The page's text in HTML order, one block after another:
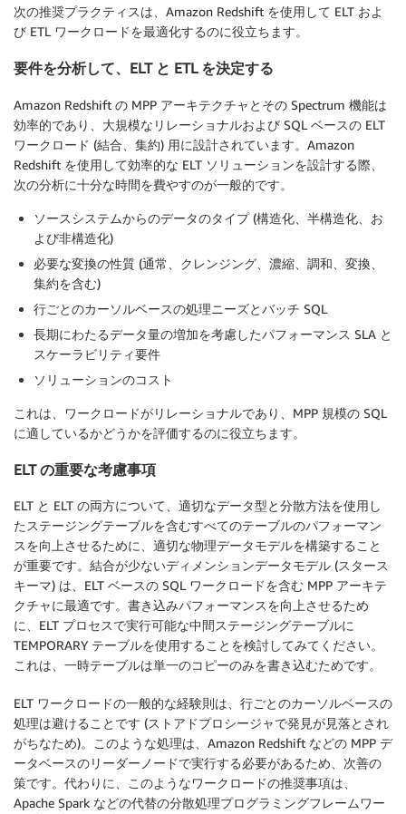
次の推奨プラクティスは、Amazon Redshift を使用して ELT およ
び ETL ワークロードを最適化するのに役立ちます。
要件を分析して、ELT と ETL を決定する
Amazon Redshift の MPP アーキテクチャとその Spectrum 機能は
効率的であり、大規模なリレーショナルおよび SQL ベースの ELT
ワークロード (結合、集約) 用に設計されています。Amazon
Redshift を使用して効率的な ELT ソリューションを設計する際、
次の分析に十分な時間を費やすのが一般的です。
ソースシステムからのデータのタイプ (構造化、半構造化、お
よび非構造化)
必要な変換の性質 (通常、クレンジング、濃縮、調和、変換、
集約を含む)
行ごとのカーソルベースの処理ニーズとバッチ SQL
長期にわたるデータ量の増加を考慮したパフォーマンス SLA と
スケーラビリティ要件
ソリューションのコスト
これは、ワークロードがリレーショナルであり、MPP 規模の SQL
に適しているかどうかを評価するのに役立ちます。
ELT の重要な考慮事項
ELT と ELT の両方について、適切なデータ型と分散方法を使用し
たステージングテーブルを含むすべてのテーブルのパフォーマン
スを向上させるために、適切な物理データモデルを構築すること
が重要です。結合が少ないディメンションデータモデル (スタース
キーマ) は、ELT ベースの SQL ワークロードを含む MPP アーキテ
クチャに最適です。書き込みパフォーマンスを向上させるため
に、ELT プロセスで実行可能な中間ステージングテーブルに
TEMPORARY テーブルを使用することを検討してみてください。
これは、一時テーブルは単一のコピーのみを書き込むためです。
ELT ワークロードの一般的な経験則は、行ごとのカーソルベースの
処理は避けることです (ストアドプロシージャで発見が見落とされ
がちなため)。このような処理は、Amazon Redshift などの MPP デ
ータベースのリーダーノードで実行する必要があるため、次善の
策です。代わりに、このようなワークロードの推奨事項は、
Apache Spark などの代替の分散処理プログラミングフレームワー